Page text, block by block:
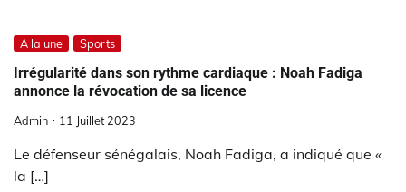
A la une Sports
Irrégularité dans son rythme cardiaque : Noah Fadiga
annonce la révocation de sa licence
Admin 11 Juillet 2023
Le défenseur sénégalais, Noah Fadiga, a indiqué que «
la […]